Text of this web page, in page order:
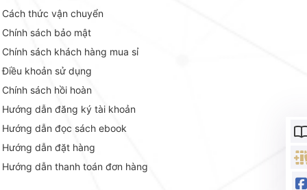
Cách thức vận chuyển
Chính sách bảo mật
Chính sách khách hàng mua sỉ
Điều khoản sử dụng
Chính sách hồi hoàn
Hướng dẫn đăng ký tài khoản
Hướng dẫn đọc sách ebook
Hướng dẫn đặt hàng
Hướng dẫn thanh toán đơn hàng